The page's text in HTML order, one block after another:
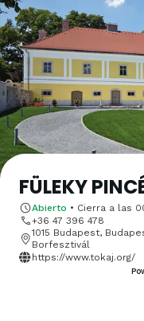
FÜLEKY
Abierto • Cierra a las
+36 47 396 478
1015 Budapest,
Borfesztivál
https://www.tokaj.org/